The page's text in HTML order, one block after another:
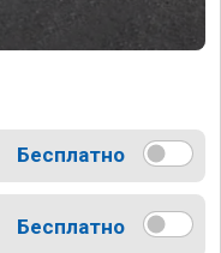
Бесплатно
Бесплатно